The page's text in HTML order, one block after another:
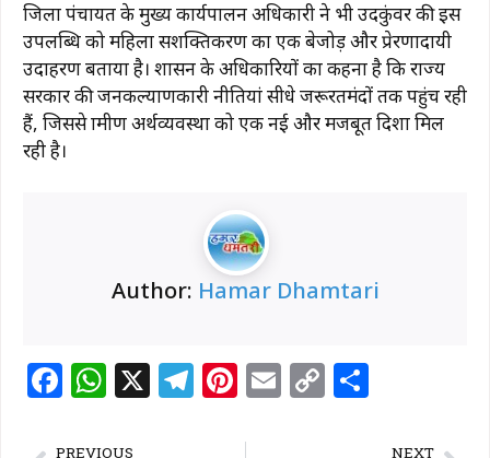
जिला पंचायत के मुख्य कार्यपालन अधिकारी ने भी उदकुंवर की इस
उपलब्धि को महिला सशक्तिकरण का एक बेजोड़ और प्रेरणादायी
उदाहरण बताया है। शासन के अधिकारियों का कहना है कि राज्य
सरकार की जनकल्याणकारी नीतियां सीधे जरूरतमंदों तक पहुंच रही
हैं, जिससे ग्रामीण अर्थव्यवस्था को एक नई और मजबूत दिशा मिल
रही है।
Author: Hamar Dhamtari
F
a
W
h
X T
el
Pi
n
E
m
C
o
PREVIOUS NEXT